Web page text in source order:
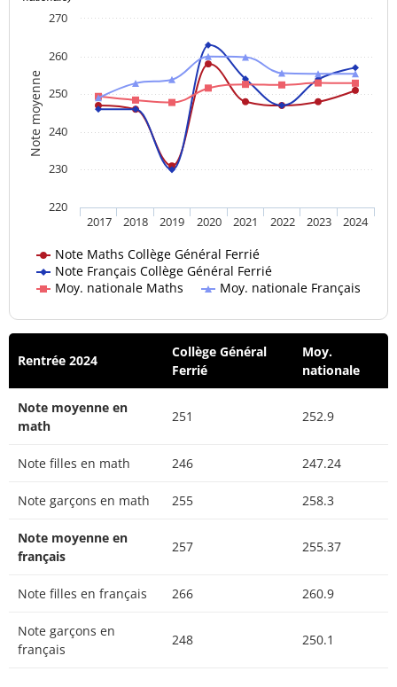
Note moyenne
Note Maths Collège Général Ferrié
Note Français Collège Général Ferrié
Moy. nationale Maths
Moy. nationale Français
2017 2018 2019 2020 2021 2022 2023 2024
220
230
240
250
260
270
Rentrée 2024
Collège Général
Ferrié
Moy.
nationale
Note moyenne en
math
251 252.9
Note filles en math 246 247.24
Note garçons en math 255 258.3
Note moyenne en
français
257 255.37
Note filles en français 266 260.9
Note garçons en
français
248 250.1